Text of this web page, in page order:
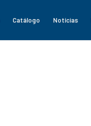
Catálogo Notícias